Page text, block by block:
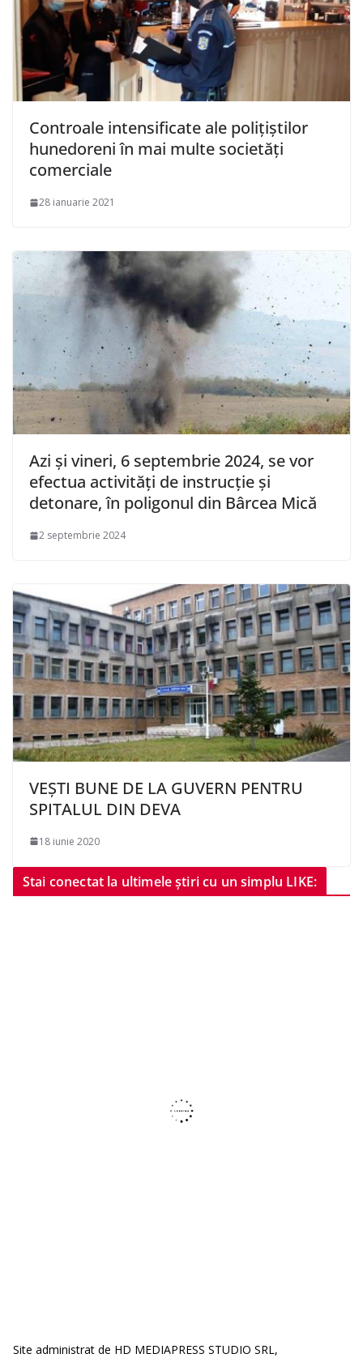
Controale intensificate ale polițiștilor
hunedoreni în mai multe societăți
comerciale
28 ianuarie 2021
Azi și vineri, 6 septembrie 2024, se vor
efectua activități de instrucție și
detonare, în poligonul din Bârcea Mică
2 septembrie 2024
VEȘTI BUNE DE LA GUVERN PENTRU
SPITALUL DIN DEVA
18 iunie 2020
Stai conectat la ultimele știri cu un simplu LIKE:
Site administrat de HD MEDIAPRESS STUDIO SRL,